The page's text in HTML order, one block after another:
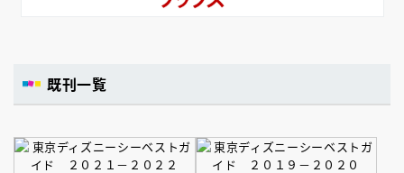
既刊一覧